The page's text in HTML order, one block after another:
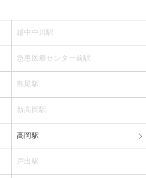
越中中川駅
急患医療センター前駅
島尾駅
新高岡駅
高岡駅
戸出駅